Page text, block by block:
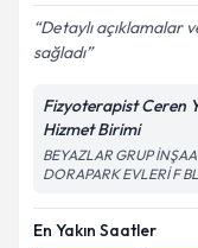
Detaylı açıklamalar
sağladı
Fizyoterapist Ceren
Hizmet Birimi
BEYAZLAR GRUP
DORAPARK EVLERİ F
En Yakın Saatler